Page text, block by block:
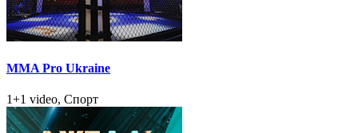
MMA Pro Ukraine
1+1 video, Спорт